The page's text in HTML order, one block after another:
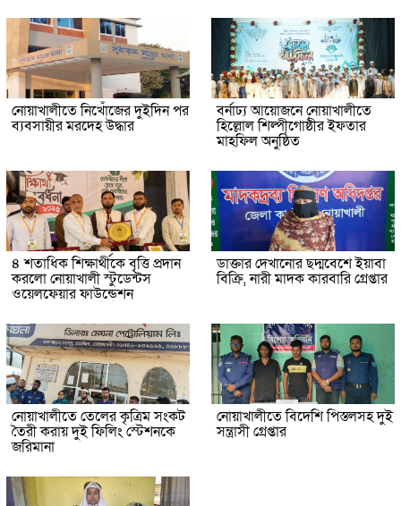
নোয়াখালীতে নিখোঁজের দুইদিন পর
ব্যবসায়ীর মরদেহ উদ্ধার
বর্নাঢ্য আয়োজনে নোয়াখালীতে
হিল্লোল শিল্পীগোষ্ঠীর ইফতার
মাহফিল অনুষ্ঠিত
৪ শতাধিক শিক্ষার্থীকে বৃত্তি প্রদান
করলো নোয়াখালী স্টুডেন্টস
ওয়েলফেয়ার ফাউন্ডেশন
ডাক্তার দেখানোর ছদ্মবেশে ইয়াবা
বিক্রি, নারী মাদক কারবারি গ্রেপ্তার
নোয়াখালীতে তেলের কৃত্রিম সংকট
তৈরী করায় দুই ফিলিং স্টেশনকে
জরিমানা
নোয়াখালীতে বিদেশি পিস্তলসহ দুই
সন্ত্রাসী গ্রেপ্তার